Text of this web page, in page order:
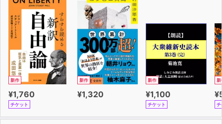
新作
¥1,760
チケット
新作
¥1,320
新作
¥1,100
チケット
新
チ